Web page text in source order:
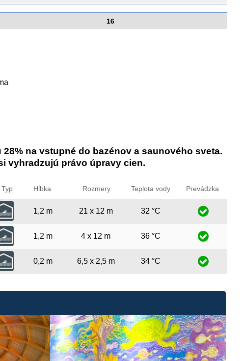
16
na vstupné do bazénov a saunového sveta.
vyhradzujú právo úpravy cien.
Typ Hĺbka Rozmery Teplota vody Prevádzka
1,2 m 21 x 12 m 32 °C
1,2 m 4 x 12 m 36 °C
0,2 m 6,5 x 2,5 m 34 °C